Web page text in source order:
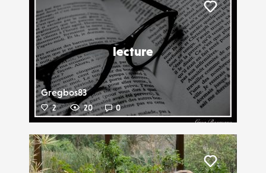
lecture
Gregbos83
2 20 0
Liker